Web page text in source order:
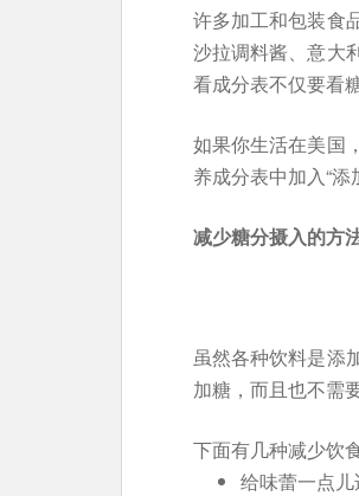
许多加工和包装食
沙拉调料酱、意大
看成分表不仅要看
如果你生活在美国
养成分表中加入“添
减少糖分摄入的方
虽然各种饮料是添
加糖，而且也不需
下面有几种减少饮
给味蕾一点